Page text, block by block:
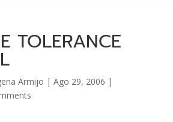
TOLERANCE
Armijo | Ago 29, 2006 |